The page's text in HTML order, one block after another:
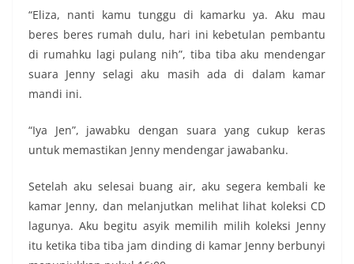
“Eliza, nanti kamu tunggu di kamarku ya. Aku mau
beres beres rumah dulu, hari ini kebetulan pembantu
di rumahku lagi pulang nih”, tiba tiba aku mendengar
suara Jenny selagi aku masih ada di dalam kamar
mandi ini.
“Iya Jen”, jawabku dengan suara yang cukup keras
untuk memastikan Jenny mendengar jawabanku.
Setelah aku selesai buang air, aku segera kembali ke
kamar Jenny, dan melanjutkan melihat lihat koleksi CD
lagunya. Aku begitu asyik memilih milih koleksi Jenny
itu ketika tiba tiba jam dinding di kamar Jenny berbunyi